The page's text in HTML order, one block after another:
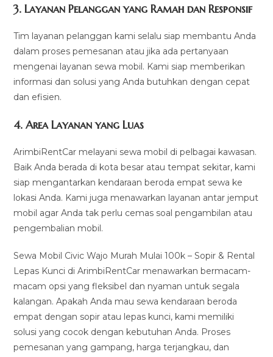
3.Layanan Pelanggan yang Ramah dan Responsif
Tim layanan pelanggan kami selalu siap membantu Anda
dalam proses pemesanan atau jika ada pertanyaan
mengenai layanan sewa mobil. Kami siap memberikan
informasi dan solusi yang Anda butuhkan dengan cepat
dan efisien.
4.Area Layanan yang Luas
ArimbiRentCar melayani sewa mobil di pelbagai kawasan.
Baik Anda berada di kota besar atau tempat sekitar, kami
siap mengantarkan kendaraan beroda empat sewa ke
lokasi Anda. Kami juga menawarkan layanan antar jemput
mobil agar Anda tak perlu cemas soal pengambilan atau
pengembalian mobil.
Sewa Mobil Civic Wajo Murah Mulai 100k – Sopir & Rental
Lepas Kunci di ArimbiRentCar menawarkan bermacam-
macam opsi yang fleksibel dan nyaman untuk segala
kalangan. Apakah Anda mau sewa kendaraan beroda
empat dengan sopir atau lepas kunci, kami memiliki
solusi yang cocok dengan kebutuhan Anda. Proses
pemesanan yang gampang, harga terjangkau, dan